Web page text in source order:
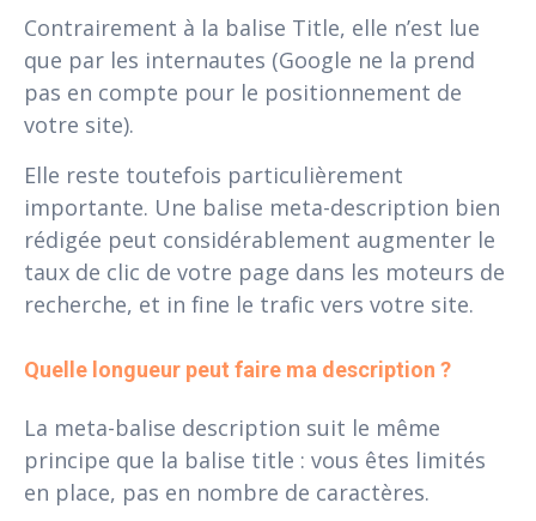
Contrairement à la balise Title, elle n’est lue
que par les internautes (Google ne la prend
pas en compte pour le positionnement de
votre site).
Elle reste toutefois particulièrement
importante. Une balise meta-description bien
rédigée peut considérablement augmenter le
taux de clic de votre page dans les moteurs de
recherche, et in fine le trafic vers votre site.
Quelle longueur peut faire ma description ?
La meta-balise description suit le même
principe que la balise title : vous êtes limités
en place, pas en nombre de caractères.